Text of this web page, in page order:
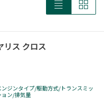
リス クロス
ンジンタイプ/駆動方式/トランスミッ
ョン/排気量